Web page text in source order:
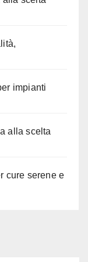
impianti
alla scelta
cure serene e